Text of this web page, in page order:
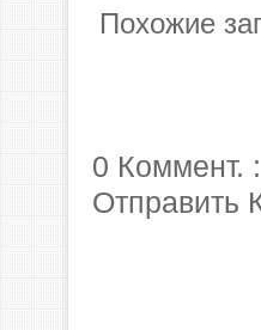
Похожие
0 Коммент. :
Отправить